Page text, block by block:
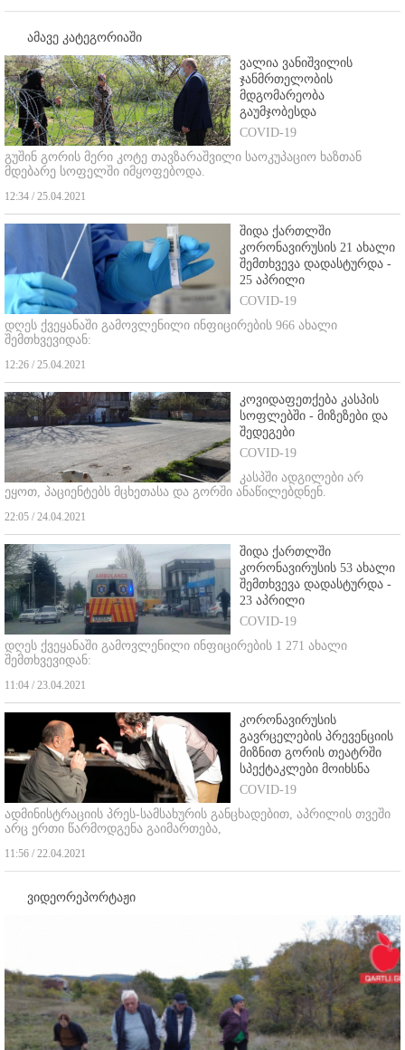
ამავე კატეგორიაში
ვალია ვანიშვილის
ჯანმრთელობის
მდგომარეობა
გაუმჯობესდა
COVID-19
გუშინ გორის მერი კოტე თავზარაშვილი საოკუპაციო ხაზთან
მდებარე სოფელში იმყოფებოდა.
12:34 / 25.04.2021
შიდა ქართლში
კორონავირუსის 21 ახალი
შემთხვევა დადასტურდა -
25 აპრილი
COVID-19
დღეს ქვეყანაში გამოვლენილი ინფიცირების 966 ახალი
შემთხვევიდან:
12:26 / 25.04.2021
კოვიდაფეთქება კასპის
სოფლებში - მიზეზები და
შედეგები
COVID-19
კასპში ადგილები არ
ეყოთ, პაციენტებს მცხეთასა და გორში ანაწილებდნენ.
22:05 / 24.04.2021
შიდა ქართლში
კორონავირუსის 53 ახალი
შემთხვევა დადასტურდა -
23 აპრილი
COVID-19
დღეს ქვეყანაში გამოვლენილი ინფიცირების 1 271 ახალი
შემთხვევიდან:
11:04 / 23.04.2021
კორონავირუსის
გავრცელების პრევენციის
მიზნით გორის თეატრში
სპექტაკლები მოიხსნა
COVID-19
ადმინისტრაციის პრეს-სამსახურის განცხადებით, აპრილის თვეში
არც ერთი წარმოდგენა გაიმართება,
11:56 / 22.04.2021
ვიდეორეპორტაჟი